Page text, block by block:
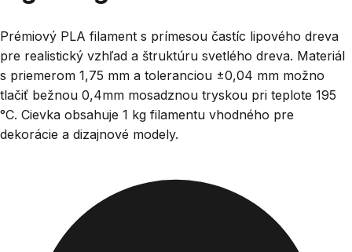
Prémiový PLA filament s prímesou častíc lipového dreva
pre realistický vzhľad a štruktúru svetlého dreva. Materiál
s priemerom 1,75 mm a toleranciou ±0,04 mm možno
tlačiť bežnou 0,4mm mosadznou tryskou pri teplote 195
°C. Cievka obsahuje 1 kg filamentu vhodného pre
dekorácie a dizajnové modely.